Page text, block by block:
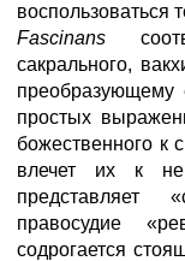
воспользоваться
Fascinans
сакрального,
простых
божественного к
влечет их к
представляет
правосудие
содрогается